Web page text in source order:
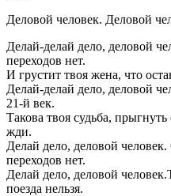
Деловой человек. Деловой
Делай-делай дело, деловой
переходов нет.
И грустит твоя жена, что
Делай-делай дело, деловой
21-й век.
Такова твоя судьба,
жди.
Делай дело, деловой
переходов нет.
Делай дело, деловой
поезда нельзя.